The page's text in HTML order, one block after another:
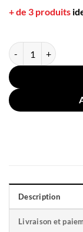
+ de 3 produits
quantité de Taie
Description
Livraison et